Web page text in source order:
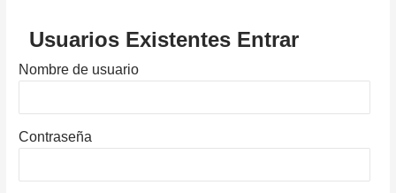
Usuarios Existentes Entrar
Nombre de usuario
Contraseña